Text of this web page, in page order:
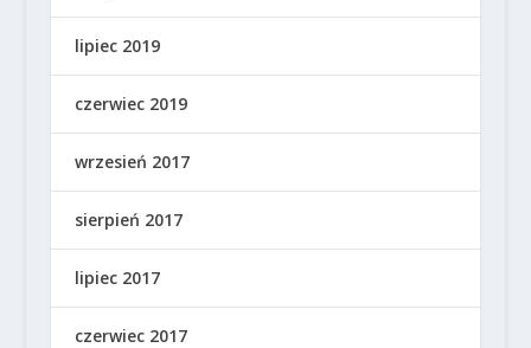
lipiec 2019
czerwiec 2019
wrzesień 2017
sierpień 2017
lipiec 2017
czerwiec 2017